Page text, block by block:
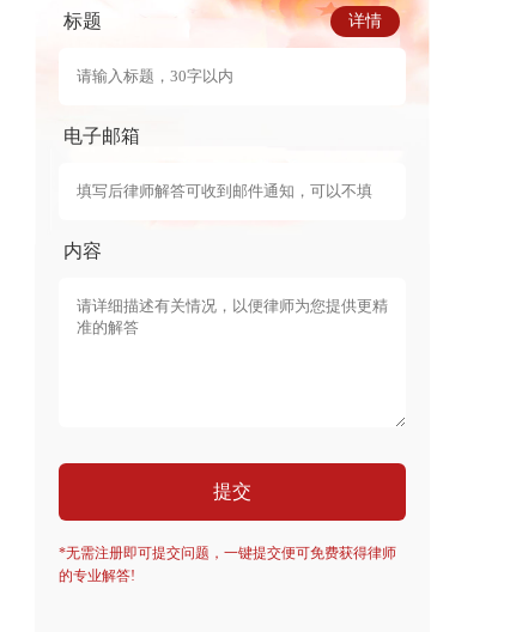
详情
标题
电子邮箱
内容
提交
*无需注册即可提交问题，一键提交便可免费获得律师
的专业解答!